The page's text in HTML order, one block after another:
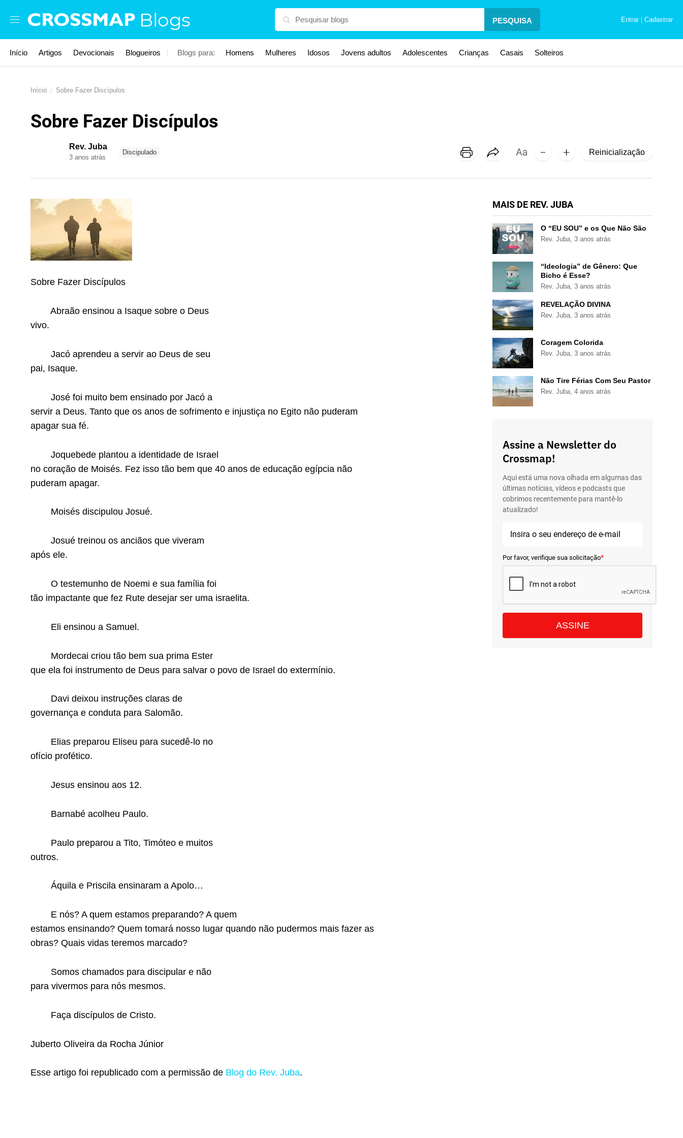
Blogs PESQUISA Entrar | Cadastrar
Início Artigos Devocionais Blogueiros Blogs para: Homens Mulheres Idosos Jovens adultos Adolescentes Crianças Casais Solteiros
Início Sobre Fazer Discípulos
Sobre Fazer Discípulos
Rev. Juba
3 anos atrás
Discipulado Reinicialização
Sobre Fazer Discípulos
Abraão ensinou a Isaque sobre o Deus
vivo.
Jacó aprendeu a servir ao Deus de seu
pai, Isaque.
José foi muito bem ensinado por Jacó a
servir a Deus. Tanto que os anos de sofrimento e injustiça no Egito não puderam
apagar sua fé.
Joquebede plantou a identidade de Israel
no coração de Moisés. Fez isso tão bem que 40 anos de educação egípcia não
puderam apagar.
Moisés discipulou Josué.
Josué treinou os anciãos que viveram
após ele.
O testemunho de Noemi e sua família foi
tão impactante que fez Rute desejar ser uma israelita.
Eli ensinou a Samuel.
Mordecai criou tão bem sua prima Ester
que ela foi instrumento de Deus para salvar o povo de Israel do extermínio.
Davi deixou instruções claras de
governança e conduta para Salomão.
Elias preparou Eliseu para sucedê-lo no
ofício profético.
Jesus ensinou aos 12.
Barnabé acolheu Paulo.
Paulo preparou a Tito, Timóteo e muitos
outros.
Áquila e Priscila ensinaram a Apolo…
E nós? A quem estamos preparando? A quem
estamos ensinando? Quem tomará nosso lugar quando não pudermos mais fazer as
obras? Quais vidas teremos marcado?
Somos chamados para discipular e não
para vivermos para nós mesmos.
Faça discípulos de Cristo.
Juberto Oliveira da Rocha Júnior
Esse artigo foi republicado com a permissão de Blog do Rev. Juba.
MAIS DE REV. JUBA
O “EU SOU” e os Que Não São
Rev. Juba 3 anos atrás
“Ideologia” de Gênero: Que
Bicho é Esse?
Rev. Juba 3 anos atrás
REVELAÇÃO DIVINA
Rev. Juba 3 anos atrás
Coragem Colorida
Rev. Juba 3 anos atrás
Não Tire Férias Com Seu Pastor
Rev. Juba 4 anos atrás
Assine a Newsletter do
Crossmap!
Aqui está uma nova olhada em algumas das
últimas notícias, vídeos e podcasts que
cobrimos recentemente para mantê-lo
atualizado!
Por favor, verifique sua solicitação*
ASSINE